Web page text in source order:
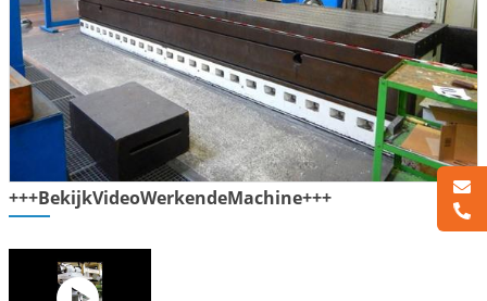
+++BekijkVideoWerkendeMachine+++